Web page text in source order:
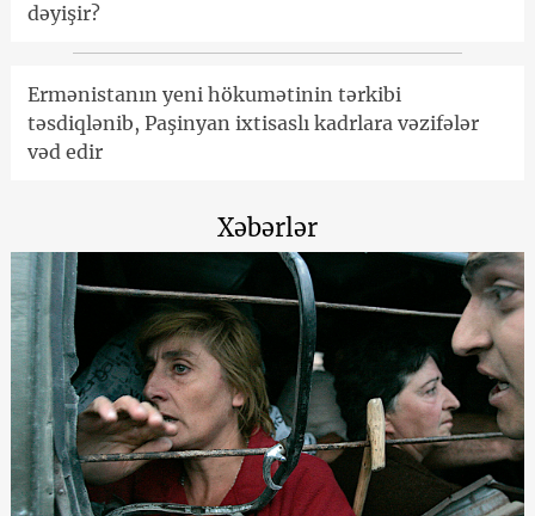
dəyişir?
Ermənistanın yeni hökumətinin tərkibi
təsdiqlənib, Paşinyan ixtisaslı kadrlara vəzifələr
vəd edir
Xəbərlər